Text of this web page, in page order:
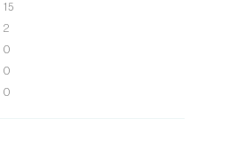
15
2
0
0
0